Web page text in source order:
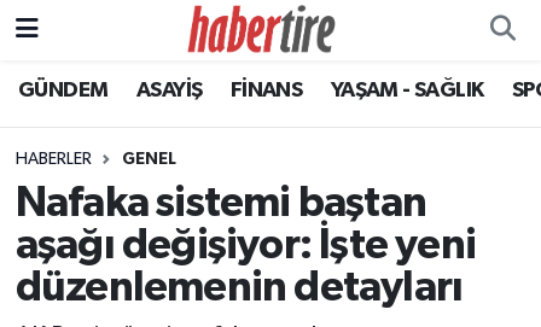
GÜNDEM ASAYİŞ FİNANS YAŞAM - SAĞLIK
HABERLER GENEL
Nafaka sistemi baştan
aşağı değişiyor: İşte yeni
düzenlemenin detayları
Tire Nöbetçi Eczaneler
Tire Hava Durumu
Tire Trafik Yoğunluk Haritası
Süper Lig Puan Durumu ve Fikstür